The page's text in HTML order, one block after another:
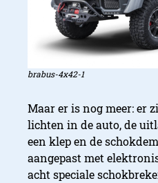
brabus-4x42-1
Maar er is nog meer: er
lichten in de auto, de
een klep en de
aangepast met
acht speciale